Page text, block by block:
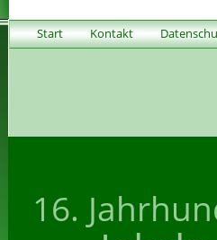
Start Kontakt
16.